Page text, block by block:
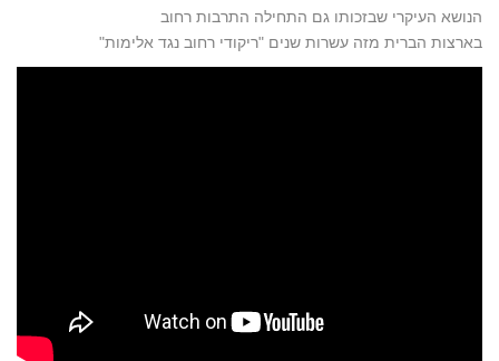
הנושא העיקרי שבזכותו גם התחילה התרבות רחוב
בארצות הברית מזה עשרות שנים "ריקודי רחוב נגד אלימות"